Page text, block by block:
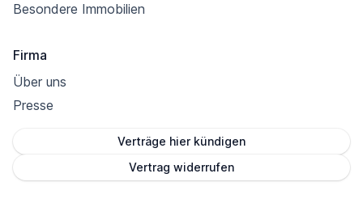
Besondere Immobilien
Firma
Über uns
Presse
Verträge hier kündigen
Vertrag widerrufen